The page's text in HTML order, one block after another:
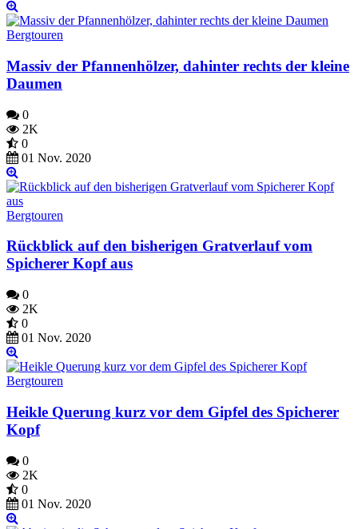
Bergtouren
Massiv der Pfannenhölzer, dahinter rechts der kleine
Daumen
0
2K
0
01 Nov. 2020
Bergtouren
Rückblick auf den bisherigen Gratverlauf vom
Spicherer Kopf aus
0
2K
0
01 Nov. 2020
Bergtouren
Heikle Querung kurz vor dem Gipfel des Spicherer
Kopf
0
2K
0
01 Nov. 2020